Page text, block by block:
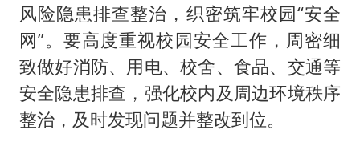
风险隐患排查整治，织密筑牢校园“安全
网”。要高度重视校园安全工作，周密细
致做好消防、用电、校舍、食品、交通等
安全隐患排查，强化校内及周边环境秩序
整治，及时发现问题并整改到位。